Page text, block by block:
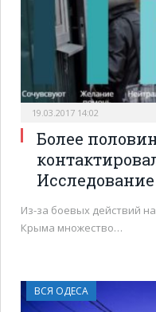
19.03.2017 14:02
Более
Исследование
Из-за боевых действий
Крыма множество…
ВСЯ ОДЕСА